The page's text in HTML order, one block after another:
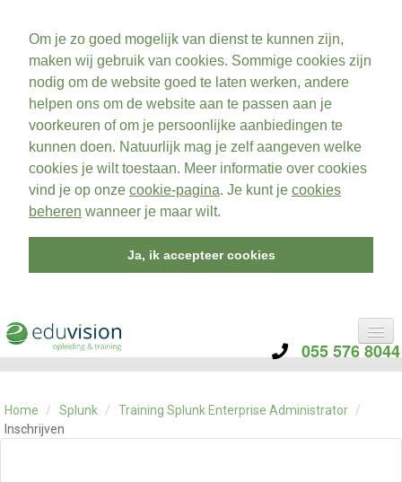
Om je zo goed mogelijk van dienst te kunnen zijn,
maken wij gebruik van cookies. Sommige cookies zijn
nodig om de website goed te laten werken, andere
helpen ons om de website aan te passen aan je
voorkeuren of om je persoonlijke aanbiedingen te
kunnen doen. Natuurlijk mag je zelf aangeven welke
cookies je wilt toestaan. Meer informatie over cookies
vind je op onze cookie-pagina. Je kunt je cookies
beheren wanneer je maar wilt.
Ja, ik accepteer cookies
055 576 8044
CATEGORIE
OVER ONS
CONTACT
Home / Splunk / Training Splunk Enterprise Administrator /
Inschrijven